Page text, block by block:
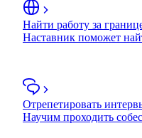
Найти работу за
Наставник поможет
Отрепетировать
Научим проходить